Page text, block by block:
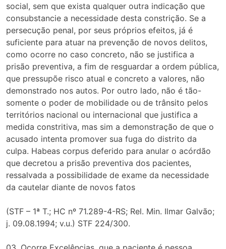
social, sem que exista qualquer outra indicação que
consubstancie a necessidade desta constrição. Se a
persecução penal, por seus próprios efeitos, já é
suficiente para atuar na prevenção de novos delitos,
como ocorre no caso concreto, não se justifica a
prisão preventiva, a fim de resguardar a ordem pública,
que pressupõe risco atual e concreto a valores, não
demonstrado nos autos. Por outro lado, não é tão-
somente o poder de mobilidade ou de trânsito pelos
territórios nacional ou internacional que justifica a
medida constritiva, mas sim a demonstração de que o
acusado intenta promover sua fuga do distrito da
culpa. Habeas corpus deferido para anular o acórdão
que decretou a prisão preventiva dos pacientes,
ressalvada a possibilidade de exame da necessidade
da cautelar diante de novos fatos
(STF – 1ª T.; HC nº 71.289-4-RS; Rel. Min. Ilmar Galvão;
j. 09.08.1994; v.u.) STF 224/300.